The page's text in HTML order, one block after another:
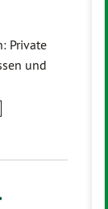
Private
und